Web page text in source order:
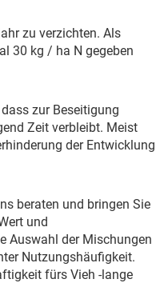
zu verzichten. Als
30 kg / ha N gegeben
zur Beseitigung
Zeit verbleibt. Meist
der Entwicklung
beraten und bringen Sie
und
Auswahl der Mischungen
Nutzungshäufigkeit.
fürs Vieh -lange